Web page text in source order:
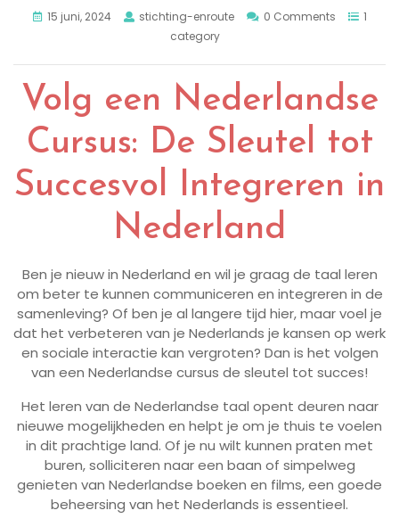
15 juni, 2024 stichting-enroute 0 Comments
1
category
Volg een Nederlandse
Cursus: De Sleutel tot
Succesvol Integreren in
Nederland
Ben je nieuw in Nederland en wil je graag de taal leren
om beter te kunnen communiceren en integreren in de
samenleving? Of ben je al langere tijd hier, maar voel je
dat het verbeteren van je Nederlands je kansen op werk
en sociale interactie kan vergroten? Dan is het volgen
van een Nederlandse cursus de sleutel tot succes!
Het leren van de Nederlandse taal opent deuren naar
nieuwe mogelijkheden en helpt je om je thuis te voelen
in dit prachtige land. Of je nu wilt kunnen praten met
buren, solliciteren naar een baan of simpelweg
genieten van Nederlandse boeken en films, een goede
beheersing van het Nederlands is essentieel.